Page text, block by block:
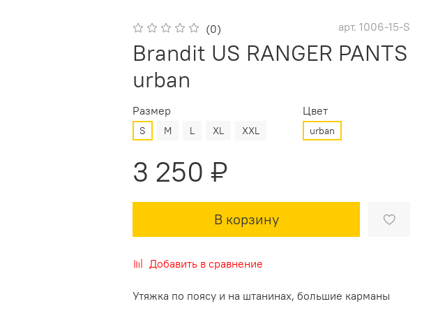
(0) арт. 1006-15-S
Brandit US RANGER PANTS
urban
Размер
S M L XL XXL
Цвет
urban
3 250 ₽
В корзину
Добавить в сравнение
Утяжка по поясу и на штанинах, большие карманы